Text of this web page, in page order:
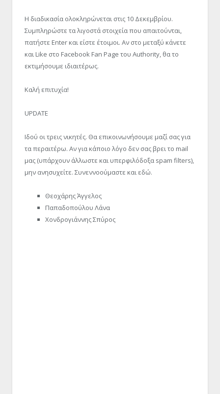
Η διαδικασία ολοκληρώνεται στις 10 Δεκεμβρίου.
Συμπληρώστε τα λιγοστά στοιχεία που απαιτούνται,
πατήστε Enter και είστε έτοιμοι. Αν στο μεταξύ κάνετε
και Like στο Facebook Fan Page του Authority, θα το
εκτιμήσουμε ιδιαιτέρως.
Καλή επιτυχία!
UPDATE
Ιδού οι τρεις νικητές. Θα επικοινωνήσουμε μαζί σας για
τα περαιτέρω. Αν για κάποιο λόγο δεν σας βρει το mail
μας (υπάρχουν άλλωστε και υπερφιλόδοξα spam filters),
μην ανησυχείτε. Συνεννοούμαστε και εδώ.
Θεοχάρης Άγγελος
Παπαδοπούλου Λάνα
Χονδρογιάννης Σπύρος